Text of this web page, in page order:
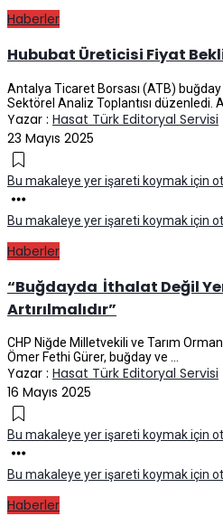
Haberler
Hububat Üreticisi Fiyat
Antalya Ticaret Borsası (ATB)
Sektörel Analiz Toplantısı düzenledi.
Yazar : Hasat Türk Editoryal Servisi
23 Mayıs 2025
Bu makaleye yer işareti koymak için
Bu makaleye yer işareti koymak için
Haberler
“Buğdayda İthalat Değil
Artırılmalıdır”
CHP Niğde Milletvekili ve Tarım
Ömer Fethi Gürer, buğday ve ...
Yazar : Hasat Türk Editoryal Servisi
16 Mayıs 2025
Bu makaleye yer işareti koymak için
Bu makaleye yer işareti koymak için
Haberler